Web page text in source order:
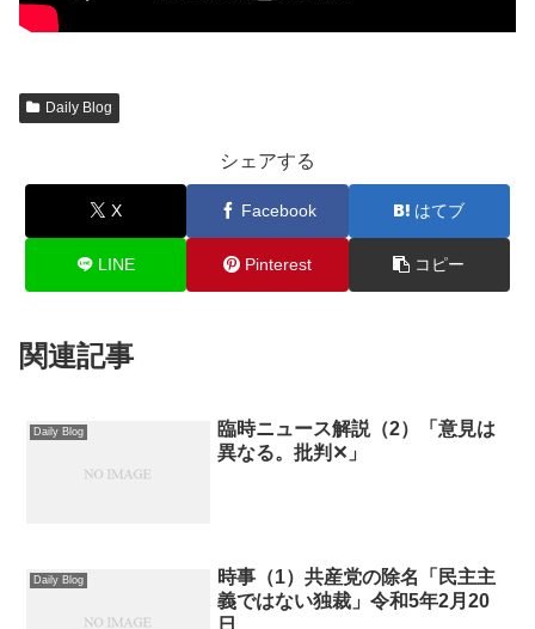
Daily Blog
シェアする
X Facebook はてブ
LINE Pinterest コピー
関連記事
Daily Blog
臨時ニュース解説（2）「意見は
異なる。批判✕」
Daily Blog
時事（1）共産党の除名「民主主
義ではない独裁」令和5年2月20
日